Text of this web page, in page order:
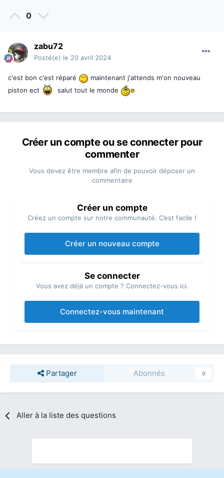
0
zabu72
Posté(e) le 20 avril 2024
c'est bon c'est réparé
maintenant j'attends m'on nouveau
piston ect
salut tout le monde
Créer un compte ou se connecter pour
commenter
Vous devez être membre afin de pouvoir déposer un
commentaire
Créer un compte
Créez un compte sur notre communauté. C’est facile !
Créer un nouveau compte
Se connecter
Vous avez déjà un compte ? Connectez-vous ici.
Connectez-vous maintenant
Partager Abonnés 0
Aller à la liste des questions